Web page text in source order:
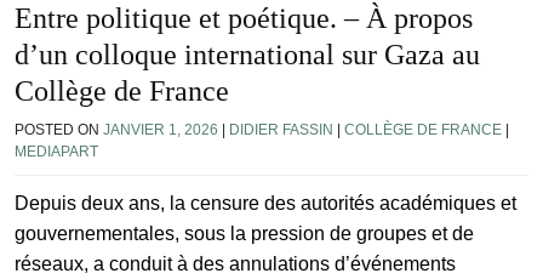
Entre politique et poétique. – À propos
d’un colloque international sur Gaza au
Collège de France
POSTED ON JANVIER 1, 2026 DIDIER FASSIN COLLÈGE DE FRANCE
MEDIAPART
Depuis deux ans, la censure des autorités académiques et
gouvernementales, sous la pression de groupes et de
réseaux, a conduit à des annulations d’événements